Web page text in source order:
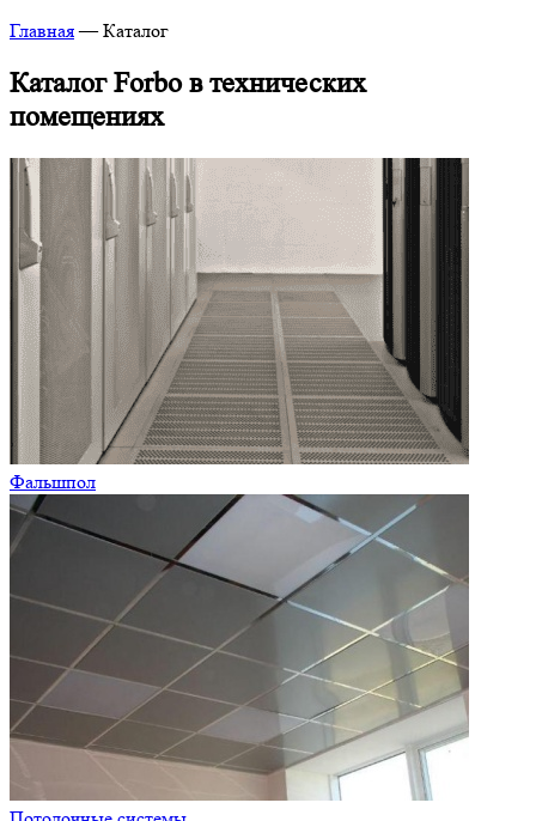
Главная — Каталог
Каталог Forbo в технических
помещениях
Фальшпол